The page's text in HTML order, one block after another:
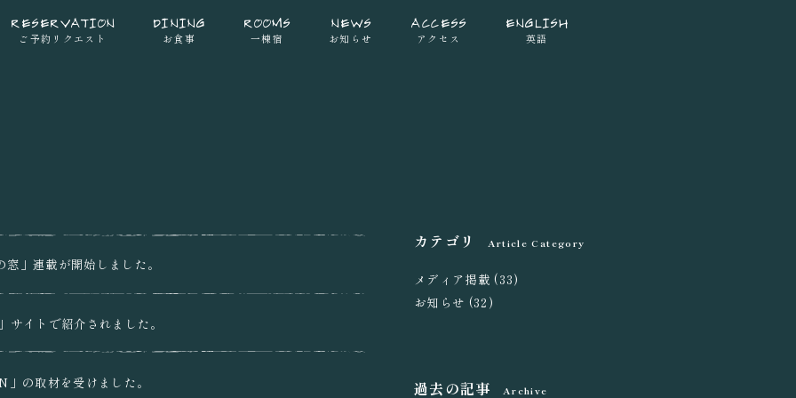
RESERVATION
ご予約リクエスト
DINING
お食事
ROOMS
一棟宿
NEWS
お知らせ
ACCESS
アクセス
ENGLISH
英語
」連載が開始しました。
イトで紹介されました。
の取材を受けました。
カテゴリ Article Category
メディア掲載 (33)
お知らせ (32)
過去の記事 Archive